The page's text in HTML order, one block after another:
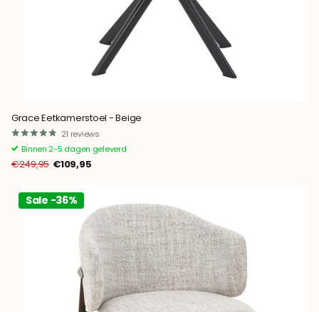
Grace Eetkamerstoel - Beige
21 reviews
Binnen 2-5 dagen geleverd
€249,95 €109,95
Sale -36%